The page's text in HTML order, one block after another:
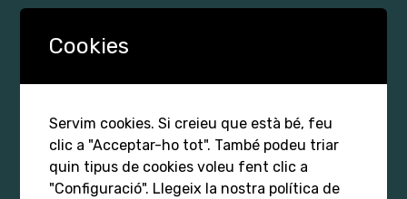
Cookies
Servim cookies. Si creieu que està bé, feu
clic a "Acceptar-ho tot". També podeu triar
quin tipus de cookies voleu fent clic a
"Configuració". Llegeix la nostra política de